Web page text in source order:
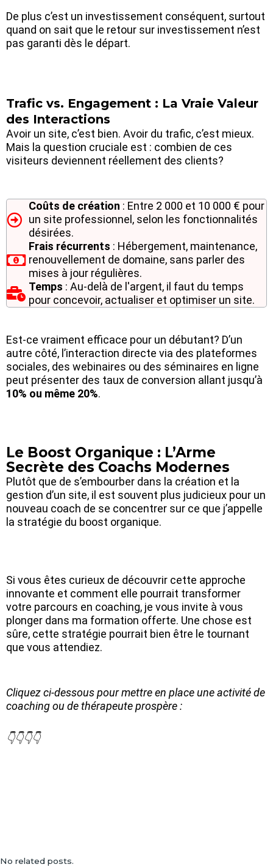
De plus c’est un investissement conséquent, surtout
quand on sait que le retour sur investissement n’est
pas garanti dès le départ.
Trafic vs. Engagement : La Vraie Valeur
des Interactions
Avoir un site, c’est bien. Avoir du trafic, c’est mieux.
Mais la question cruciale est : combien de ces
visiteurs deviennent réellement des clients?
Coûts de création : Entre 2 000 et 10 000 € pour
un site professionnel, selon les fonctionnalités
désirées.
Frais récurrents : Hébergement, maintenance,
renouvellement de domaine, sans parler des
mises à jour régulières.
Temps : Au-delà de l'argent, il faut du temps
pour concevoir, actualiser et optimiser un site.
Est-ce vraiment efficace pour un débutant? D’un
autre côté, l’interaction directe via des plateformes
sociales, des webinaires ou des séminaires en ligne
peut présenter des taux de conversion allant jusqu’à
10% ou même 20%.
Le Boost Organique : L’Arme
Secrète des Coachs Modernes
Plutôt que de s’embourber dans la création et la
gestion d’un site, il est souvent plus judicieux pour un
nouveau coach de se concentrer sur ce que j’appelle
la stratégie du boost organique.
Si vous êtes curieux de découvrir cette approche
innovante et comment elle pourrait transformer
votre parcours en coaching, je vous invite à vous
plonger dans ma formation offerte. Une chose est
sûre, cette stratégie pourrait bien être le tournant
que vous attendiez.
Cliquez ci-dessous pour mettre en place une activité de
coaching ou de thérapeute prospère :
👇👇👇👇
No related posts.